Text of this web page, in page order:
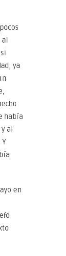
al
ya
había
al
en